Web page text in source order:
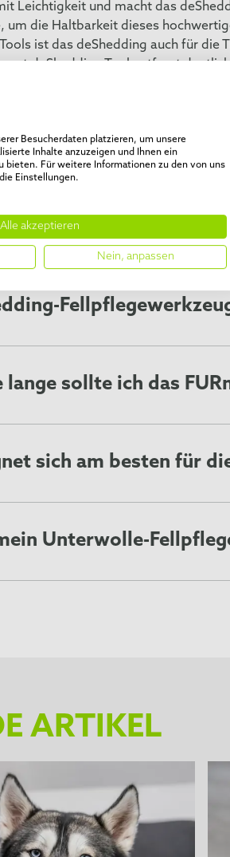
Leichtigkeit und macht das
um die Haltbarkeit dieses
ist das deShedding auch für
deShedding Tool entfernt
einmal pro Woche 10-20 Minuten
für die professionelle Fellpflege
Tool für Ihr Haustier in
sollte ich das
lässt sich die
über die Haut Ihres Vierbeiners
sich am besten für
Unterwolle-
deShedding Tool hat einen
ARTIKEL
Besucherdaten platzieren, um unsere
Inhalte anzuzeigen und Ihnen ein
bieten. Für weitere Informationen zu den von uns
Einstellungen.
Alle akzeptieren
Nein, anpassen